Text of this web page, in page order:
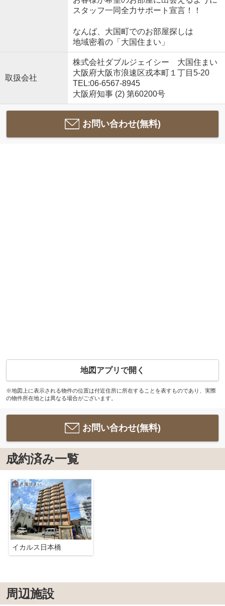
スタッフ一同全力サポート宣言！！
なんば、大国町でのお部屋探しは
地域密着の「大国住まい」
取扱会社
株式会社ダブルジェイシー 大国住まい
大阪府大阪市浪速区戎本町１丁目5-20
TEL:06-6567-8945
大阪府知事 (2) 第60200号
お問い合わせ(無料)
地図アプリで開く
※地図上に表示される物件の位置は付近住所に所在することを表すものであり、実際
の物件所在地とは異なる場合がございます。
お問い合わせ(無料)
成約済み一覧
イカルス日本橋
周辺施設